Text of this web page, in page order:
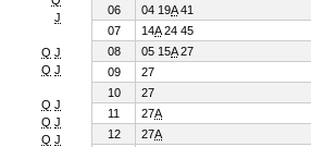
J
Q J
Q J
Q J
Q J
Q J
06
04 19A41
07
14A24 45
08
05 15A27
09
27
10
27
11
27A
12
27A